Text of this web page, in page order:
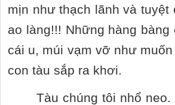
mịn như thạch lãnh và
ao làng!!! Những hàng
cái u, múi vạm vỡ như
con tàu sắp ra khơi.
Tàu chúng tôi nhổ